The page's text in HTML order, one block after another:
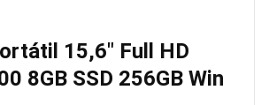
15,6″ Full HD
8GB SSD 256GB Win